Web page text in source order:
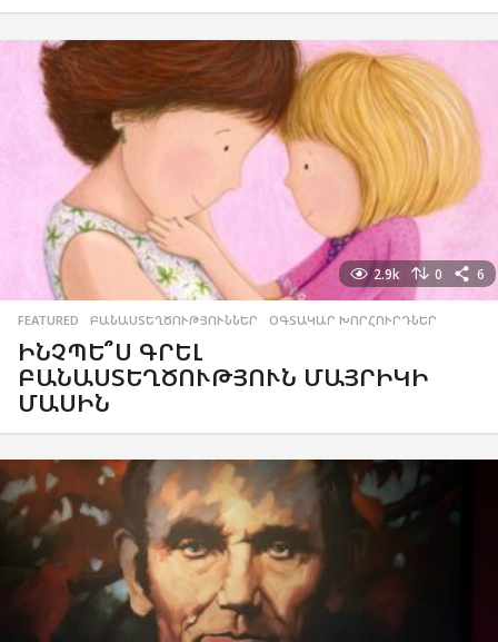
2.9k 0 6
FEATURED ,ԲԱՆԱՍՏԵՂԾՈՒԹՅՈՒՆՆԵՐ ,ՕԳՏԱԿԱՐ ԽՈՐՀՈՒՐԴՆԵՐ
ԻՆՉՊԵ՞Ս ԳՐԵԼ
ԲԱՆԱՍՏԵՂԾՈՒԹՅՈՒՆ ՄԱՅՐԻԿԻ
ՄԱՍԻՆ